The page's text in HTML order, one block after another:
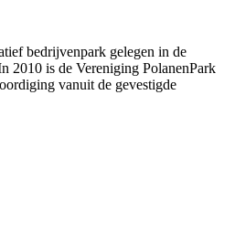
bedrijvenpark gelegen in de
2010 is de Vereniging PolanenPark
vanuit de gevestigde